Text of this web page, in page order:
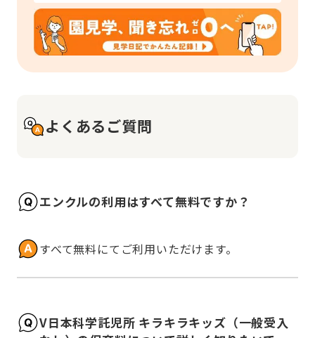
よくあるご質問
エンクルの利用はすべて無料ですか？
すべて無料にてご利用いただけます。
V日本科学託児所 キラキラキッズ（一般受入